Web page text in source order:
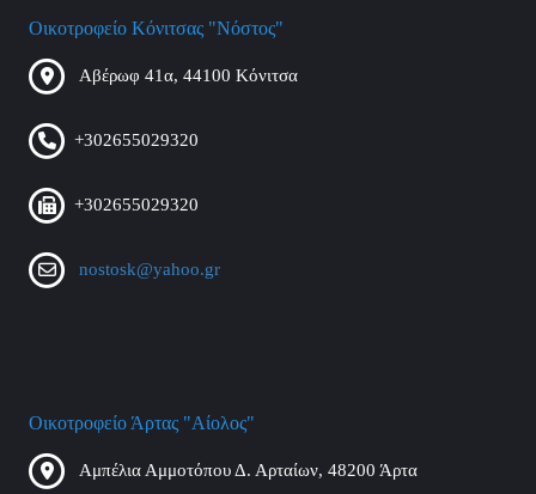
Οικοτροφείο Κόνιτσας "Νόστος"
Αβέρωφ 41α, 44100 Κόνιτσα
+302655029320
+302655029320
nostosk@yahoo.gr
Οικοτροφείο Άρτας "Αίολος"
Αμπέλια Αμμοτόπου Δ. Αρταίων, 48200 Άρτα